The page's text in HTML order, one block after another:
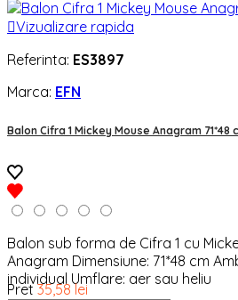
Vizualizare rapida
Referinta: ES3897
Marca: EFN
Balon Cifra 1 Mickey Mouse Anagram 71*48
Balon sub forma de Cifra 1 cu
Anagram Dimensiune: 71*48 cm
individual Umflare: aer sau heliu
Pret 35,58 lei